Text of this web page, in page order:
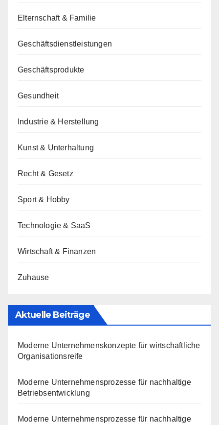
Elternschaft & Familie
Geschäftsdienstleistungen
Geschäftsprodukte
Gesundheit
Industrie & Herstellung
Kunst & Unterhaltung
Recht & Gesetz
Sport & Hobby
Technologie & SaaS
Wirtschaft & Finanzen
Zuhause
Aktuelle Beiträge
Moderne Unternehmenskonzepte für wirtschaftliche
Organisationsreife
Moderne Unternehmensprozesse für nachhaltige
Betriebsentwicklung
Moderne Unternehmensprozesse für nachhaltige